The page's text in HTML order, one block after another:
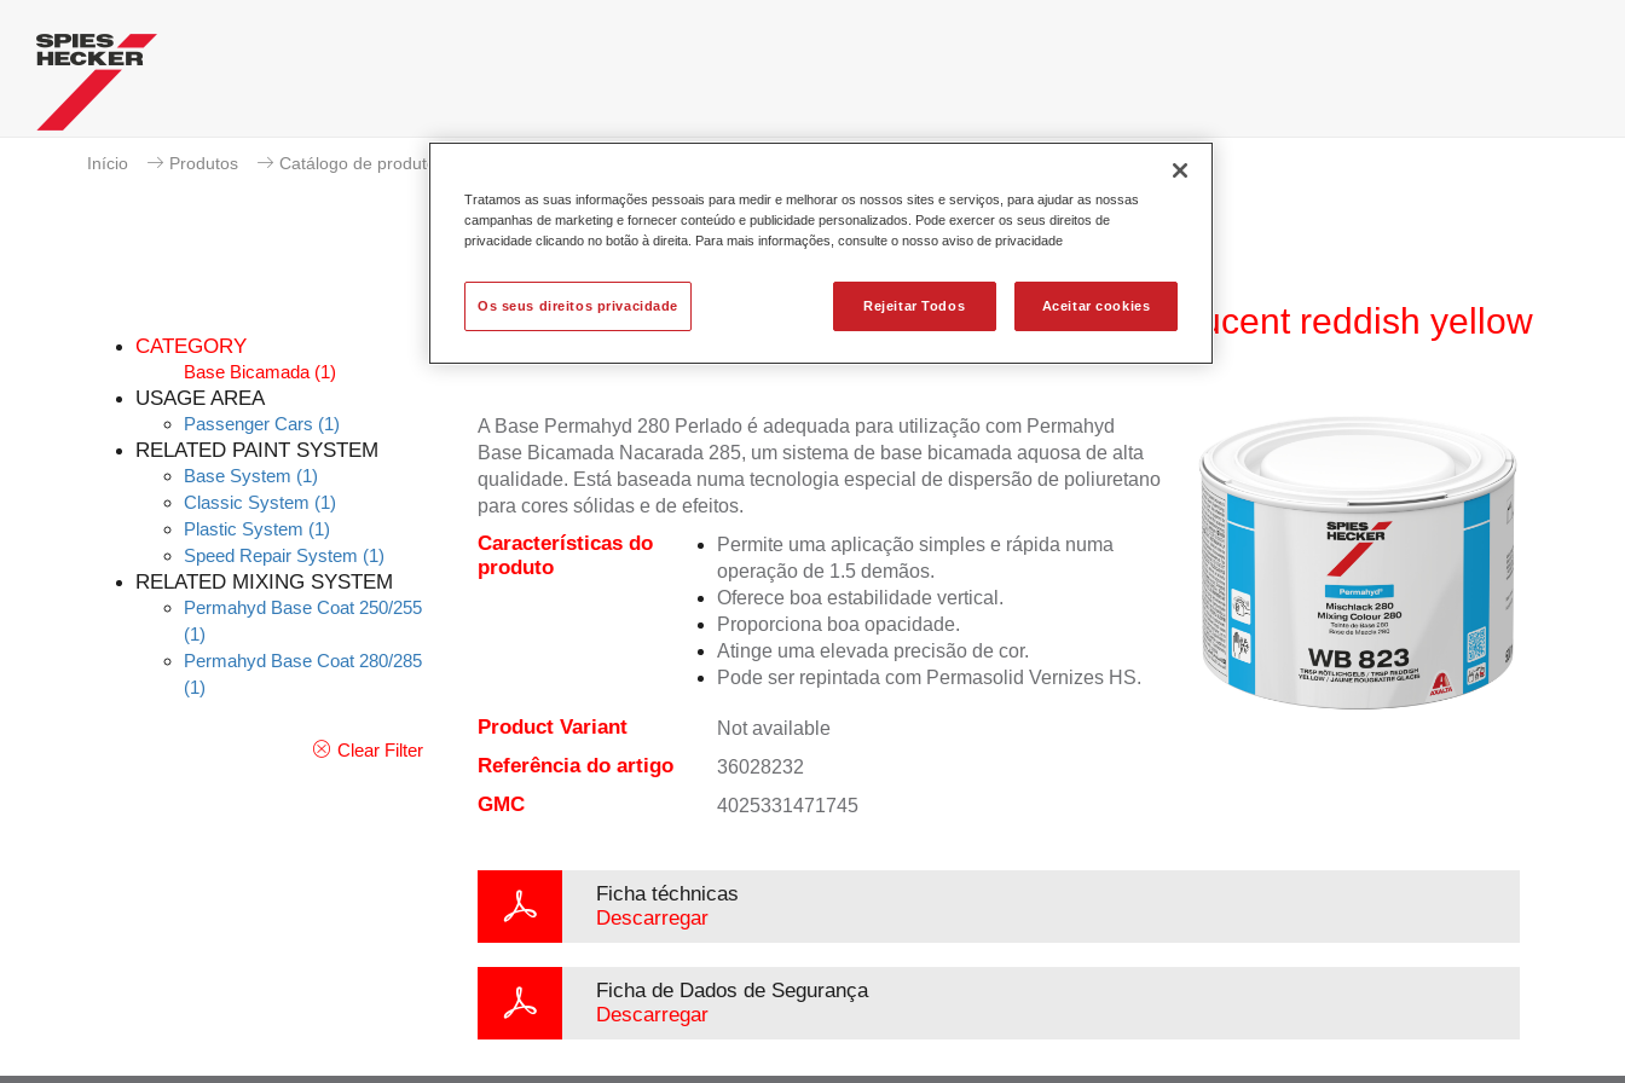
Início Produtos Catálogo de produtos
CATEGORY
Base Bicamada (1)
USAGE AREA
Passenger Cars (1)
RELATED PAINT SYSTEM
Base System (1)
Classic System (1)
Plastic System (1)
Speed Repair System (1)
RELATED MIXING SYSTEM
Permahyd Base Coat 250/255
(1)
Permahyd Base Coat 280/285
(1)
Clear Filter
Permahyd® Mixing Colour 280 WB 823 translucent reddish yellow
A Base Permahyd 280 Perlado é adequada para utilização com Permahyd
Base Bicamada Nacarada 285, um sistema de base bicamada aquosa de alta
qualidade. Está baseada numa tecnologia especial de dispersão de poliuretano
para cores sólidas e de efeitos.
Características do
produto
Permite uma aplicação simples e rápida numa
operação de 1.5 demãos.
Oferece boa estabilidade vertical.
Proporciona boa opacidade.
Atinge uma elevada precisão de cor.
Pode ser repintada com Permasolid Vernizes HS.
Product Variant Not available
Referência do artigo 36028232
GMC 4025331471745
Ficha téchnicas
Descarregar
Ficha de Dados de Segurança
Descarregar
Tratamos as suas informações pessoais para medir e melhorar os nossos sites e serviços, para ajudar as nossas
campanhas de marketing e fornecer conteúdo e publicidade personalizados. Pode exercer os seus direitos de
privacidade clicando no botão à direita. Para mais informações, consulte o nosso aviso de privacidade
Rejeitar Todos Aceitar cookies
Os seus direitos privacidade